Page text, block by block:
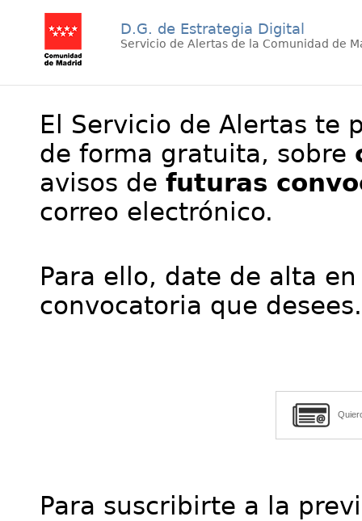
D.G. de Estrategia Digital
Servicio de Alertas de la Comunidad de
El Servicio de Alertas te
de forma gratuita, sobre
avisos de futuras
correo electrónico.
Para ello, date de alta
convocatoria que desees.
Para suscribirte a la